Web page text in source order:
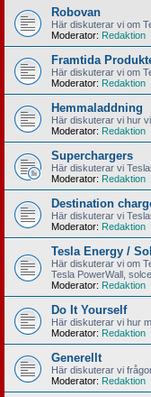
Robovan
Här diskuterar vi om
Moderator: Redaktion
Framtida
Här diskuterar vi om
Moderator: Redaktion
Hemmaladdning
Här diskuterar vi hur
Moderator: Redaktion
Superchargers
Här diskuterar vi
Moderator: Redaktion
Destination
Här diskuterar vi
Moderator: Redaktion
Tesla Energy /
Här diskuterar vi om
Tesla PowerWall,
Moderator: Redaktion
Do It Yourself
Här diskuterar vi hur
Moderator: Redaktion
Generellt
Här diskuterar vi
Moderator: Redaktion